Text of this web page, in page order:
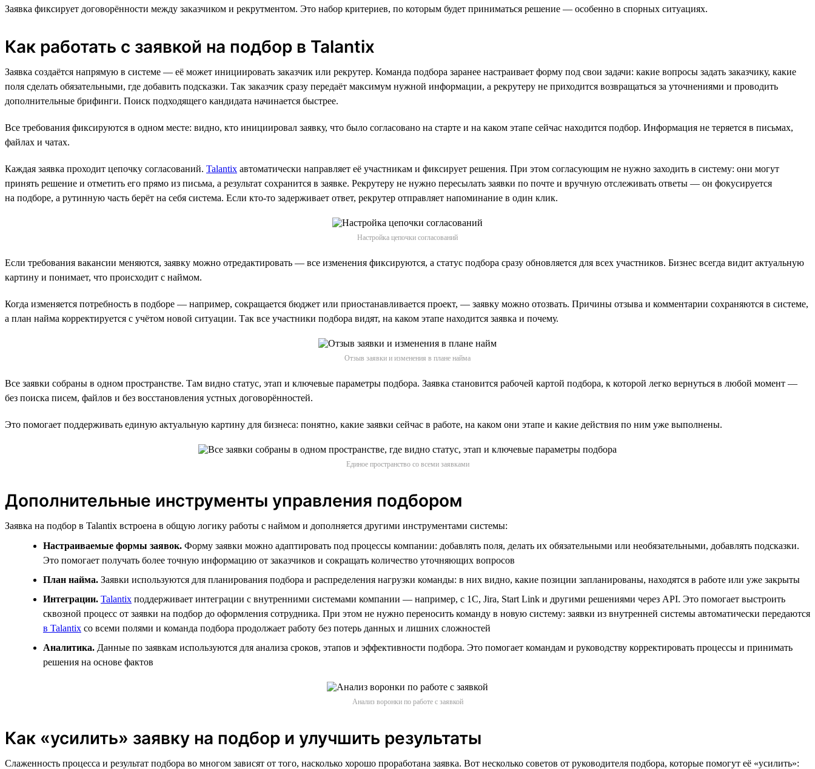
Заявка фиксирует договорённости между заказчиком и рекрутментом. Это набор критериев, по которым будет приниматься решение — особенно в спорных ситуациях.
Как работать с заявкой на подбор в Talantix
Заявка создаётся напрямую в системе — её может инициировать заказчик или рекрутер. Команда подбора заранее настраивает форму под свои задачи: какие вопросы задать заказчику, какие
поля сделать обязательными, где добавить подсказки. Так заказчик сразу передаёт максимум нужной информации, а рекрутеру не приходится возвращаться за уточнениями и проводить
дополнительные брифинги. Поиск подходящего кандидата начинается быстрее.
Все требования фиксируются в одном месте: видно, кто инициировал заявку, что было согласовано на старте и на каком этапе сейчас находится подбор. Информация не теряется в письмах,
файлах и чатах.
Каждая заявка проходит цепочку согласований. Talantix автоматически направляет её участникам и фиксирует решения. При этом согласующим не нужно заходить в систему: они могут
принять решение и отметить его прямо из письма, а результат сохранится в заявке. Рекрутеру не нужно пересылать заявки по почте и вручную отслеживать ответы — он фокусируется
на подборе, а рутинную часть берёт на себя система. Если кто-то задерживает ответ, рекрутер отправляет напоминание в один клик.
Настройка цепочки согласований
Если требования вакансии меняются, заявку можно отредактировать — все изменения фиксируются, а статус подбора сразу обновляется для всех участников. Бизнес всегда видит актуальную
картину и понимает, что происходит с наймом.
Когда изменяется потребность в подборе — например, сокращается бюджет или приостанавливается проект, — заявку можно отозвать. Причины отзыва и комментарии сохраняются в системе,
а план найма корректируется с учётом новой ситуации. Так все участники подбора видят, на каком этапе находится заявка и почему.
Отзыв заявки и изменения в плане найма
Все заявки собраны в одном пространстве. Там видно статус, этап и ключевые параметры подбора. Заявка становится рабочей картой подбора, к которой легко вернуться в любой момент —
без поиска писем, файлов и без восстановления устных договорённостей.
Это помогает поддерживать единую актуальную картину для бизнеса: понятно, какие заявки сейчас в работе, на каком они этапе и какие действия по ним уже выполнены.
Единое пространство со всеми заявками
Дополнительные инструменты управления подбором
Заявка на подбор в Talantix встроена в общую логику работы с наймом и дополняется другими инструментами системы:
Настраиваемые формы заявок. Форму заявки можно адаптировать под процессы компании: добавлять поля, делать их обязательными или необязательными, добавлять подсказки.
Это помогает получать более точную информацию от заказчиков и сокращать количество уточняющих вопросов
План найма. Заявки используются для планирования подбора и распределения нагрузки команды: в них видно, какие позиции запланированы, находятся в работе или уже закрыты
Интеграции. Talantix поддерживает интеграции с внутренними системами компании — например, с 1С, Jira, Start Link и другими решениями через API. Это помогает выстроить
сквозной процесс от заявки на подбор до оформления сотрудника. При этом не нужно переносить команду в новую систему: заявки из внутренней системы автоматически передаются
в Talantix со всеми полями и команда подбора продолжает работу без потерь данных и лишних сложностей
Аналитика. Данные по заявкам используются для анализа сроков, этапов и эффективности подбора. Это помогает командам и руководству корректировать процессы и принимать
решения на основе фактов
Анализ воронки по работе с заявкой
Как «усилить» заявку на подбор и улучшить результаты
Слаженность процесса и результат подбора во многом зависят от того, насколько хорошо проработана заявка. Вот несколько советов от руководителя подбора, которые помогут её «усилить»: